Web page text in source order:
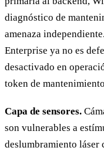
diagnóstico de
amenaza
Enterprise ya no es
desactivado en
token de
Capa de sensores.
son vulnerables a
deslumbramiento